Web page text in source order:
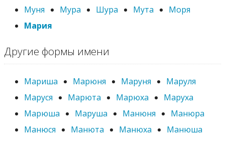
Муня
Мура Шура Мута
Моря
Мария
Другие формы имени
Мариша Марюня Маруня
Маруля
Маруся
Марюта Марюха
Маруха
Марюша
Маруша Манюня
Манюра
Манюся
Манюта Манюха
Манюша